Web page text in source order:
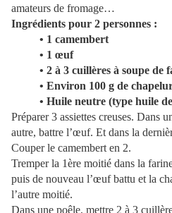
amateurs de fromage…
Ingrédients pour 2 personnes :
• 1 camembert
• 1 œuf
• 2 à 3 cuillères à soupe de
• Environ 100 g de
• Huile neutre (type huile
Préparer 3 assiettes creuses. Dans
autre, battre l’œuf. Et dans la
Couper le camembert en 2.
Tremper la 1ère moitié dans la
puis de nouveau l’œuf battu et la
l’autre moitié.
Dans une poêle, mettre 2 à 3